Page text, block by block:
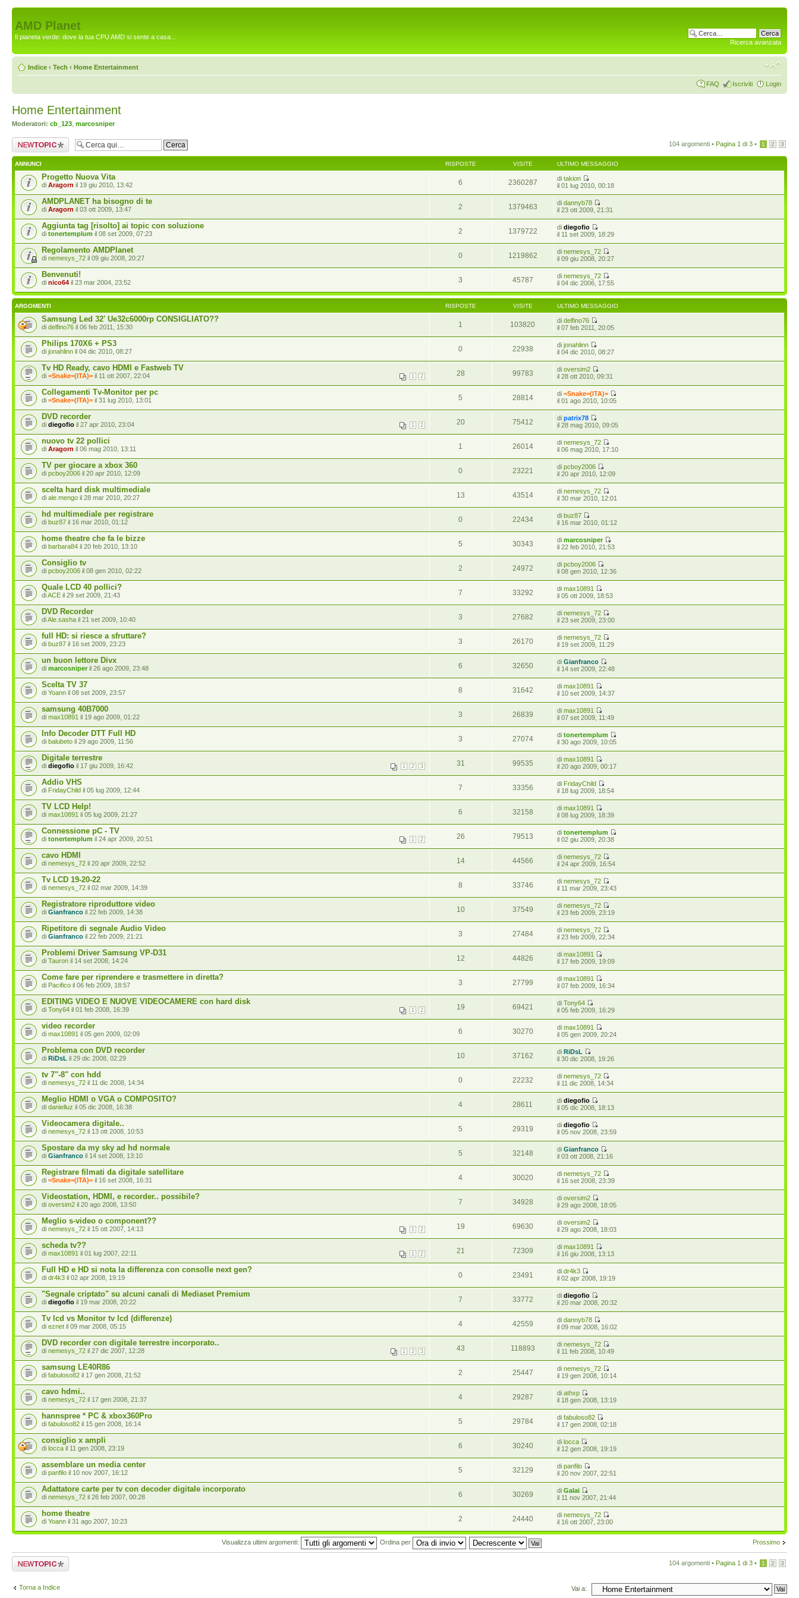
AMD Planet
Il pianeta verde: dove la tua CPU AMD si sente a casa...
Ricerca avanzata
Indice ‹ Tech ‹ Home Entertainment
FAQ Iscriviti Login
Home Entertainment
Moderatori: cb_123 marcosniper
Scrivi un nuovo
argomento
104 argomenti • Pagina 1 di 3 • 1 2 3
ANNUNCI RISPOSTE VISITE ULTIMO MESSAGGIO
Progetto Nuova Vita
di Aragorn il 19 giu 2010, 13:42 6 2360287 ditakion
il 01 lug 2010, 00:18
AMDPLANET ha bisogno di te
di Aragorn il 03 ott 2009, 13:47 2 1379463 didannyb78
il 23 ott 2009, 21:31
Aggiunta tag [risolto] ai topic con soluzione
di tonertemplum il 08 set 2009, 07:23 2 1379722 didiegofio
il 11 set 2009, 18:29
Regolamento AMDPlanet
di nemesys_72 il 09 giu 2008, 20:27 0 1219862 dinemesys_72
il 09 giu 2008, 20:27
Benvenuti!
di nico64 il 23 mar 2004, 23:52 3 45787 dinemesys_72
il 04 dic 2006, 17:55
ARGOMENTI RISPOSTE VISITE ULTIMO MESSAGGIO
Samsung Led 32' Ue32c6000rp CONSIGLIATO??
di delfino76 il 06 feb 2011, 15:30 1 103820 didelfino76
il 07 feb 2011, 20:05
Philips 170X6 + PS3
di jonahlinn il 04 dic 2010, 08:27 0 22938 dijonahlinn
il 04 dic 2010, 08:27
Tv HD Ready, cavo HDMI e Fastweb TV
1 2
di =Snake=(ITA)= il 11 ott 2007, 22:04 28 99783 dioversim2
il 28 ott 2010, 09:31
Collegamenti Tv-Monitor per pc
di =Snake=(ITA)= il 31 lug 2010, 13:01 5 28814 di=Snake=(ITA)=
il 01 ago 2010, 10:05
DVD recorder
1 2
di diegofio il 27 apr 2010, 23:04 20 75412 dipatrix78
il 28 mag 2010, 09:05
nuovo tv 22 pollici
di Aragorn il 06 mag 2010, 13:11 1 26014 dinemesys_72
il 06 mag 2010, 17:10
TV per giocare a xbox 360
di pcboy2006 il 20 apr 2010, 12:09 0 23221 dipcboy2006
il 20 apr 2010, 12:09
scelta hard disk multimediale
di ale.mengo il 28 mar 2010, 20:27 13 43514 dinemesys_72
il 30 mar 2010, 12:01
hd multimediale per registrare
di buz87 il 16 mar 2010, 01:12 0 22434 dibuz87
il 16 mar 2010, 01:12
home theatre che fa le bizze
di barbara84 il 20 feb 2010, 13:10 5 30343 dimarcosniper
il 22 feb 2010, 21:53
Consiglio tv
di pcboy2006 il 08 gen 2010, 02:22 2 24972 dipcboy2006
il 08 gen 2010, 12:36
Quale LCD 40 pollici?
diACE il 29 set 2009, 21:43 7 33292 dimax10891
il 05 ott 2009, 18:53
DVD Recorder
diAle.sasha il 21 set 2009, 10:40 3 27682 dinemesys_72
il 23 set 2009, 23:00
full HD: si riesce a sfruttare?
di buz87 il 16 set 2009, 23:23 3 26170 dinemesys_72
il 19 set 2009, 11:29
un buon lettore Divx
di marcosniper il 26 ago 2009, 23:48 6 32650 diGianfranco
il 14 set 2009, 22:48
Scelta TV 37
di Yoann il 08 set 2009, 23:57 8 31642 dimax10891
il 10 set 2009, 14:37
samsung 40B7000
di max10891 il 19 ago 2009, 01:22 3 26839 dimax10891
il 07 set 2009, 11:49
Info Decoder DTT Full HD
di balubeto il 29 ago 2009, 11:56 3 27074 ditonertemplum
il 30 ago 2009, 10:05
Digitale terrestre
1 2 3
di diegofio il 17 giu 2009, 16:42 31 99535 dimax10891
il 20 ago 2009, 00:17
Addio VHS
di FridayChild il 05 lug 2009, 12:44 7 33356 di FridayChild
il 18 lug 2009, 18:54
TV LCD Help!
di max10891 il 05 lug 2009, 21:27 6 32158 dimax10891
il 08 lug 2009, 18:39
Connessione pC - TV
1 2
di tonertemplum il 24 apr 2009, 20:51 26 79513 ditonertemplum
il 02 giu 2009, 20:38
cavo HDMI
di nemesys_72 il 20 apr 2009, 22:52 14 44566 dinemesys_72
il 24 apr 2009, 16:54
Tv LCD 19-20-22
di nemesys_72 il 02 mar 2009, 14:39 8 33746 dinemesys_72
il 11 mar 2009, 23:43
Registratore riproduttore video
di Gianfranco il 22 feb 2009, 14:38 10 37549 dinemesys_72
il 23 feb 2009, 23:19
Ripetitore di segnale Audio Video
di Gianfranco il 22 feb 2009, 21:21 3 27484 dinemesys_72
il 23 feb 2009, 22:34
Problemi Driver Samsung VP-D31
di Tauron il 14 set 2008, 14:24 12 44826 dimax10891
il 17 feb 2009, 19:09
Come fare per riprendere e trasmettere in diretta?
di Pacifico il 06 feb 2009, 18:57 3 27799 dimax10891
il 07 feb 2009, 16:34
EDITING VIDEO E NUOVE VIDEOCAMERE con hard disk
1 2
di Tony64 il 01 feb 2008, 16:39 19 69421 diTony64
il 05 feb 2009, 16:29
video recorder
di max10891 il 05 gen 2009, 02:09 6 30270 dimax10891
il 05 gen 2009, 20:24
Problema con DVD recorder
di RiDsL il 29 dic 2008, 02:29 10 37162 diRiDsL
il 30 dic 2008, 19:26
tv 7"-8" con hdd
di nemesys_72 il 11 dic 2008, 14:34 0 22232 dinemesys_72
il 11 dic 2008, 14:34
Meglio HDMI o VGA o COMPOSITO?
di danielluz il 05 dic 2008, 16:38 4 28611 didiegofio
il 05 dic 2008, 18:13
Videocamera digitale..
di nemesys_72 il 13 ott 2008, 10:53 5 29319 didiegofio
il 05 nov 2008, 23:59
Spostare da my sky ad hd normale
di Gianfranco il 14 set 2008, 13:10 5 32148 diGianfranco
il 03 ott 2008, 21:16
Registrare filmati da digitale satellitare
di =Snake=(ITA)= il 16 set 2008, 16:31 4 30020 dinemesys_72
il 16 set 2008, 23:39
Videostation, HDMI, e recorder.. possibile?
di oversim2 il 20 ago 2008, 13:50 7 34928 dioversim2
il 29 ago 2008, 18:05
Meglio s-video o component??
1 2
di nemesys_72 il 15 ott 2007, 14:13 19 69630 dioversim2
il 29 ago 2008, 18:03
scheda tv??
1 2
di max10891 il 01 lug 2007, 22:11 21 72309 dimax10891
il 16 giu 2008, 13:13
Full HD e HD si nota la differenza con consolle next gen?
di dr4k3 il 02 apr 2008, 19:19 0 23491 didr4k3
il 02 apr 2008, 19:19
"Segnale criptato" su alcuni canali di Mediaset Premium
di diegofio il 19 mar 2008, 20:22 7 33772 didiegofio
il 20 mar 2008, 20:32
Tv lcd vs Monitor tv lcd (differenze)
di eznet il 09 mar 2008, 05:15 4 42559 didannyb78
il 09 mar 2008, 16:02
DVD recorder con digitale terrestre incorporato..
1 2 3
di nemesys_72 il 27 dic 2007, 12:28 43 118893 dinemesys_72
il 11 feb 2008, 10:49
samsung LE40R86
di fabuloso82 il 17 gen 2008, 21:52 2 25447 dinemesys_72
il 19 gen 2008, 10:14
cavo hdmi..
di nemesys_72 il 17 gen 2008, 21:37 4 29287 diathxp
il 18 gen 2008, 13:19
hannspree * PC & xbox360Pro
di fabuloso82 il 15 gen 2008, 16:14 5 29784 difabuloso82
il 17 gen 2008, 02:18
consiglio x ampli
di locca il 11 gen 2008, 23:19 6 30240 dilocca
il 12 gen 2008, 19:19
assemblare un media center
di panfilo il 10 nov 2007, 16:12 5 32129 dipanfilo
il 20 nov 2007, 22:51
Adattatore carte per tv con decoder digitale incorporato
di nemesys_72 il 26 feb 2007, 00:28 6 30269 diGalai
il 11 nov 2007, 21:44
home theatre
di Yoann il 31 ago 2007, 10:23 2 24440 dinemesys_72
il 16 ott 2007, 23:00
Prossimo
Visualizza ultimi argomenti: Ordina per
Scrivi un nuovo
argomento
104 argomenti • Pagina 1 di 3 • 1 2 3
Torna a Indice Vai a: